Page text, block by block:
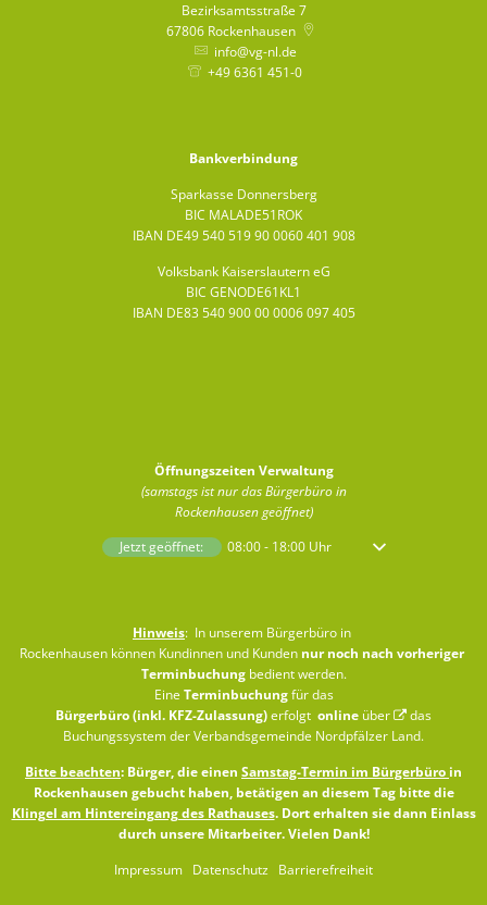
Bezirksamtsstraße 7
67806 Rockenhausen
info@vg-nl.de
+49 6361 451-0
Bankverbindung
Sparkasse Donnersberg
BIC MALADE51ROK
IBAN DE49 540 519 90 0060 401 908
Volksbank Kaiserslautern eG
BIC GENODE61KL1
IBAN DE83 540 900 00 0006 097 405
Öffnungszeiten Verwaltung
(samstags ist nur das Bürgerbüro in
Rockenhausen geöffnet)
Klicken, um weitere Öffnungs- oder Schließzeiten auszublenden
Jetzt geöffnet: 08:00- 18:00Uhr Von 08:00 bis 18:00
Hinweis: In unserem Bürgerbüro in
Rockenhausen können Kundinnen und Kunden nur noch nach vorheriger
Terminbuchungbedient werden.
Eine Terminbuchungfür das
Bürgerbüro (inkl. KFZ-Zulassung)erfolgt online über
das
Buchungssystem der Verbandsgemeinde Nordpfälzer Land.
Bitte beachten: Bürger, die einen Samstag-Termin im Bürgerbüro in
Rockenhausen gebucht haben, betätigen an diesem Tag bitte die
Klingel am Hintereingang des Rathauses. Dort erhalten sie dann Einlass
durch unsere Mitarbeiter. Vielen Dank!
Impressum Datenschutz Barrierefreiheit